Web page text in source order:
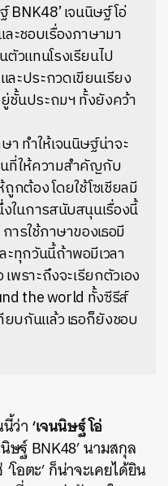
BNK48’ เจนนิษฐ์ โอ่
ะชอบเรื่องภาษามา
วแทนโรงเรียนไป
ะประกวดเขียนเรียง
ชั้นประถมฯ ทั้งยังคว้า
า ทำให้เจนนิษฐ์น่าจะ
นที่ให้ความสำคัญกับ
กต้อง โดยใช้โซเชียลมี
ในการสนับสนุนเรื่องนี้
ารใช้ภาษาของเธอมี
ทุกวันนี้ถ้าพอมีเวลา
พราะถึงจะเรียกตัวเอง
the world ทั้งซีรีส์
บกันแล้ว เธอก็ยังชอบ
ว่า‘เจนนิษฐ์ โอ่
ษฐ์ BNK48’ นามสกุล
โอตะ’ ก็น่าจะเคยได้ยิน